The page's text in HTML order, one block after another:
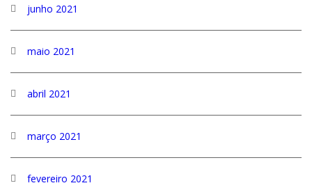
junho 2021
maio 2021
abril 2021
março 2021
fevereiro 2021